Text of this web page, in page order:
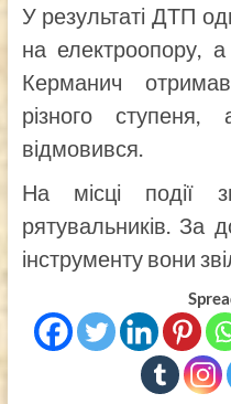
У результаті ДТП
на електроопору, а
Керманич
різного ступеня,
відмовився.
На місці події
рятувальників. За
інструменту вони